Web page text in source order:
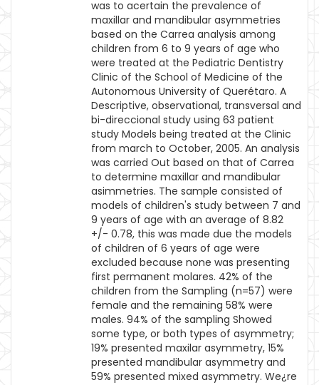
was to acertain the prevalence of
maxillar and mandibular asymmetries
based on the Carrea analysis among
children from 6 to 9 years of age who
were treated at the Pediatric Dentistry
Clinic of the School of Medicine of the
Autonomous University of Querétaro. A
Descriptive, observational, transversal and
bi-direccional study using 63 patient
study Models being treated at the Clinic
from march to October, 2005. An analysis
was carried Out based on that of Carrea
to determine maxillar and mandibular
asimmetries. The sample consisted of
models of children's study between 7 and
9 years of age with an average of 8.82
+/- 0.78, this was made due the models
of children of 6 years of age were
excluded because none was presenting
first permanent molares. 42% of the
children from the Sampling (n=57) were
female and the remaining 58% were
males. 94% of the sampling Showed
some type, or both types of asymmetry;
19% presented maxilar asymmetry, 15%
presented mandibular asymmetry and
59% presented mixed asymmetry. We¿re